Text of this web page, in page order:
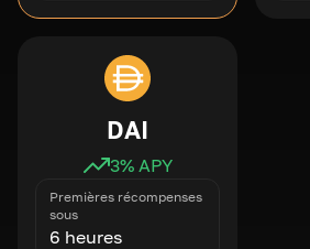
DAI
3% APY
Premières récompenses
sous
6 heures